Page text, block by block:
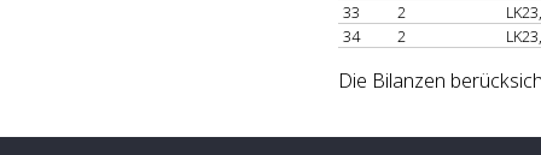
33
2
34
2
Die Bilanzen